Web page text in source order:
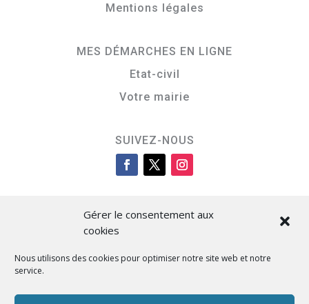
Gérer le consentement aux
cookies
Nous utilisons des cookies pour optimiser notre site web et notre
service.
Mentions légales
MES DÉMARCHES EN LIGNE
Etat-civil
Votre mairie
SUIVEZ-NOUS
Cità di L’Isula